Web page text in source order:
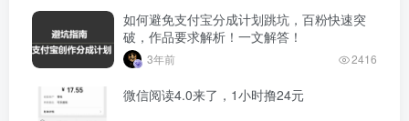
如何避免支付宝分成计划跳坑，百粉快速突
破，作品要求解析！一文解答！
3年前 2416
微信阅读4.0来了，1小时撸24元